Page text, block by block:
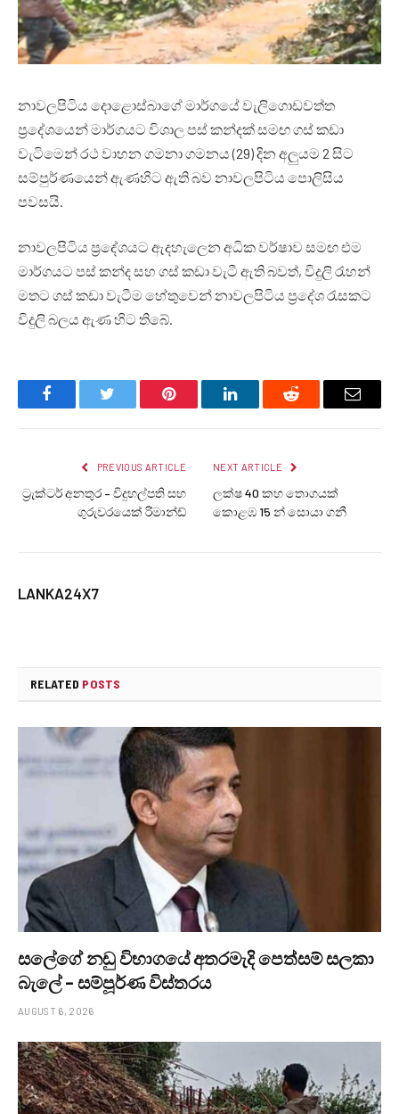
නාවලපිටිය දොළොස්බාගේ මාර්ගයේ වැලිගොඩවත්ත
ප්‍රදේශයෙන් මාර්ගයට විශාල පස් කන්දක් සමඟ ගස් කඩා
වැටිමෙන් රථ වාහන ගමනා ගමනය (29) දින අලුයම 2 සිට
සම්පුර්ණයෙන් ඇණහිට ඇති බව නාවලපිටිය පොලිසිය
පවසයි.
නාවලපිටිය ප්‍රදේශයට ඇදහැලෙන අධික වර්ෂාව සමඟ එම
මාර්ගයට පස් කන්ද සහ ගස් කඩා වැටී ඇති බවත්, විදුලි රැහන්
මතට ගස් කඩා වැටීම හේතුවෙන් නාවලපිටිය ප්‍රදේශ රැසකට
විදුලි බලය ඇණ හිට තිබේ.
FacebookTwitter Pinterest LinkedInReddit Email
PREVIOUS ARTICLE
ට්‍රැක්ටර් අනතුර – විදුහල්පති සහ
ගුරුවරයෙක් රිමාන්ඩ්
NEXT ARTICLE
ලක්ෂ 40 කහ තොගයක්
කොළඹ 15 න් සොයා ගනී
LANKA24X7
RELATED POSTS
සලේගේ නඩු විභාගයේ අතරමැදි පෙත්සම් සලකා
බැලේ – සම්පූර්ණ විස්තරය
AUGUST 6, 2026